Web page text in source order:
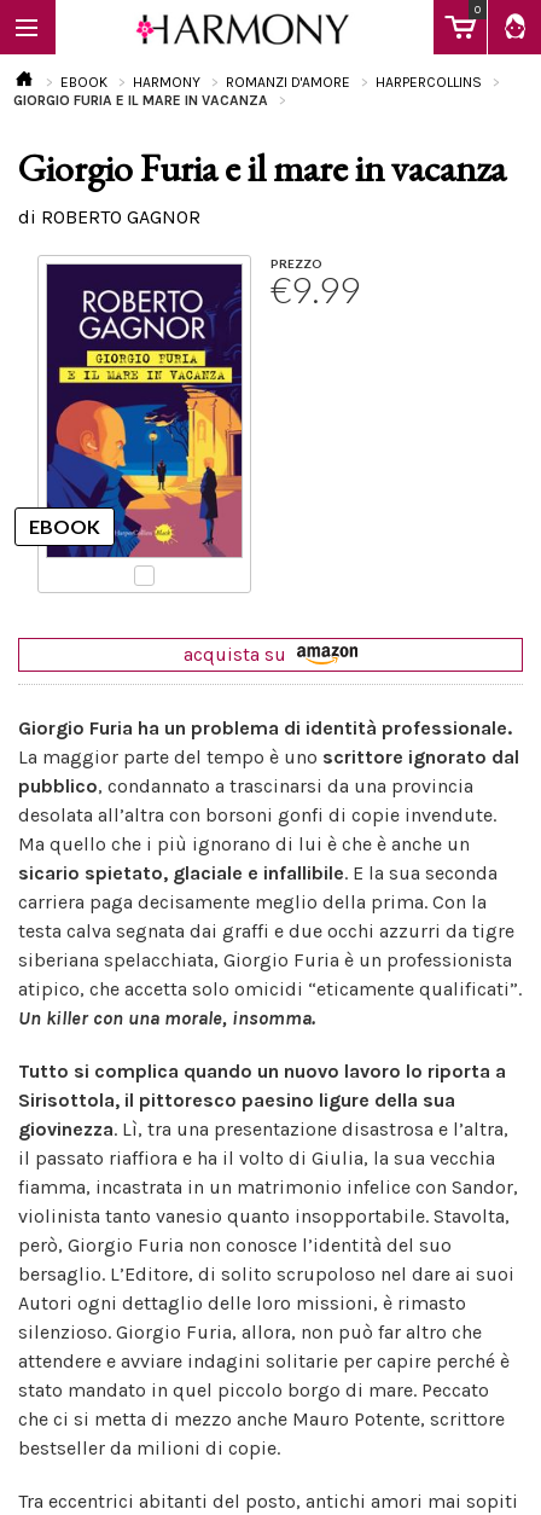
0
EBOOK
Calendario
EBOOK HARMONY ROMANZI D'AMORE
HARPERCOLLINS
GIORGIO FURIA E IL MARE IN VACANZA
Giorgio Furia e il mare in vacanza
di ROBERTO GAGNOR
PREZZO
€9.99
acquista su
Giorgio Furia ha un problema di identità professionale.
La maggior parte del tempo è uno scrittore ignorato dal
pubblico, condannato a trascinarsi da una provincia
desolata all’altra con borsoni gonfi di copie invendute.
Ma quello che i più ignorano di lui è che è anche un
sicario spietato, glaciale e infallibile. E la sua seconda
carriera paga decisamente meglio della prima. Con la
testa calva segnata dai graffi e due occhi azzurri da tigre
siberiana spelacchiata, Giorgio Furia è un professionista
atipico, che accetta solo omicidi “eticamente qualificati”.
Un killer con una morale, insomma.
Tutto si complica quando un nuovo lavoro lo riporta a
Sirisottola, il pittoresco paesino ligure della sua
giovinezza. Lì, tra una presentazione disastrosa e l’altra,
il passato riaffiora e ha il volto di Giulia, la sua vecchia
fiamma, incastrata in un matrimonio infelice con Sandor,
violinista tanto vanesio quanto insopportabile. Stavolta,
però, Giorgio Furia non conosce l’identità del suo
bersaglio. L’Editore, di solito scrupoloso nel dare ai suoi
Autori ogni dettaglio delle loro missioni, è rimasto
silenzioso. Giorgio Furia, allora, non può far altro che
attendere e avviare indagini solitarie per capire perché è
stato mandato in quel piccolo borgo di mare. Peccato
che ci si metta di mezzo anche Mauro Potente, scrittore
bestseller da milioni di copie.
Tra eccentrici abitanti del posto, antichi amori mai sopiti